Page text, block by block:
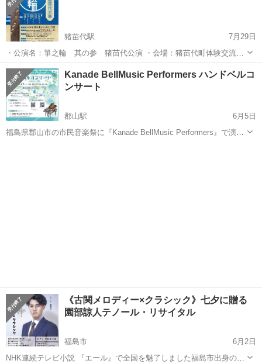
（≧∇≦） ・ たくさんの...
猪苗代駅
7月29日
・公演名：箏之輪 其の参 猪苗代公演 ・会場：猪苗代町体験交流館
「学びいなホール」 ・会場住所：〒969-3123 福島県耶麻郡猪苗代町
字鶴田141番地1 ・開催日：２０２４年１１月４日（月・祝）・開場時
間：１３：００...
福島 耶麻郡
Kanade BellMusic Performers ハンドベルコ
ンサート
郡山駅
6月5日
福島県郡山市の市民音楽祭に『Kanade BellMusic Performers』で演奏
《古関メロディー×クラシック》七夕に贈る
園部諒人テノール・リサイタル
福島市
6月2日
NHK連続テレビ小説 『エール』で全国を魅了しました福島市出身の作